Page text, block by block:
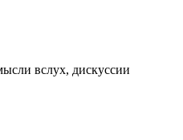
вслух, дискуссии